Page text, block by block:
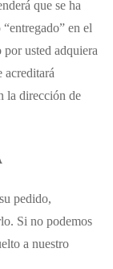
que se ha
en el
usted adquiera
acreditará
la dirección de
pedido,
Si no podemos
a nuestro